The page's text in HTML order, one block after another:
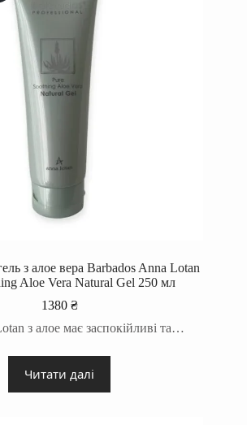
з алое вера Barbados Anna Lotan
Aloe Vera Natural Gel 250 мл
1380 ₴
з алое має заспокійливі та…
Читати далі